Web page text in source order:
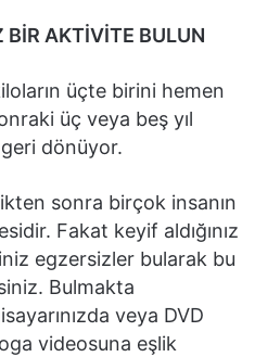
BİR AKTİVİTE BULUN
üçte birini hemen
üç veya beş yıl
dönüyor.
sonra birçok insanın
Fakat keyif aldığınız
egzersizler bularak bu
Bulmakta
veya DVD
videosuna eşlik